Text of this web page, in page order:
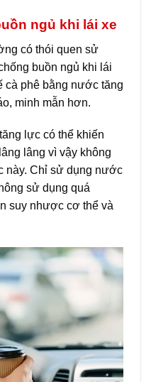
ngủ khi lái xe
có thói quen sử
buồn ngủ khi lái
cà phê bằng nước tăng
minh mẫn hơn.
lực có thể khiến
lâng vì vậy không
này. Chỉ sử dụng nước
sử dụng quá
suy nhược cơ thể và